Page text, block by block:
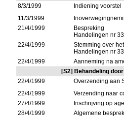
8/3/1999
Indiening voorstel
11/3/1999
21/4/1999
Bespreking
Handelingen nr
22/4/1999
Stemming over
Handelingen nr
22/4/1999
Aanneming na
[S2] Behandeling
22/4/1999
Overzending aan
22/4/1999
Verzending naar
27/4/1999
Inschrijving op
28/4/1999
Algemene